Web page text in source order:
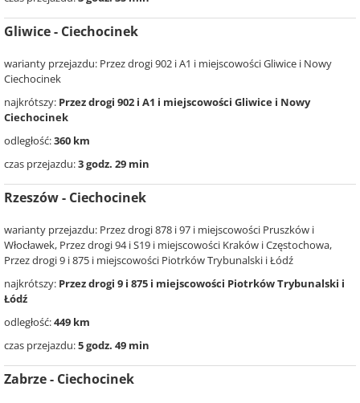
Gliwice - Ciechocinek
warianty przejazdu: Przez drogi 902 i A1 i miejscowości Gliwice i Nowy
Ciechocinek
najkrótszy: Przez drogi 902 i A1 i miejscowości Gliwice i Nowy
Ciechocinek
odległość:360 km
czas przejazdu:3 godz. 29 min
Rzeszów - Ciechocinek
warianty przejazdu: Przez drogi 878 i 97 i miejscowości Pruszków i
Włocławek, Przez drogi 94 i S19 i miejscowości Kraków i Częstochowa,
Przez drogi 9 i 875 i miejscowości Piotrków Trybunalski i Łódź
najkrótszy: Przez drogi 9 i 875 i miejscowości Piotrków Trybunalski i
Łódź
odległość:449 km
czas przejazdu:5 godz. 49 min
Zabrze - Ciechocinek